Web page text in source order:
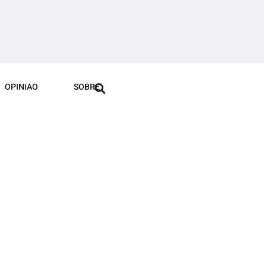
OPINIAO SOBRE